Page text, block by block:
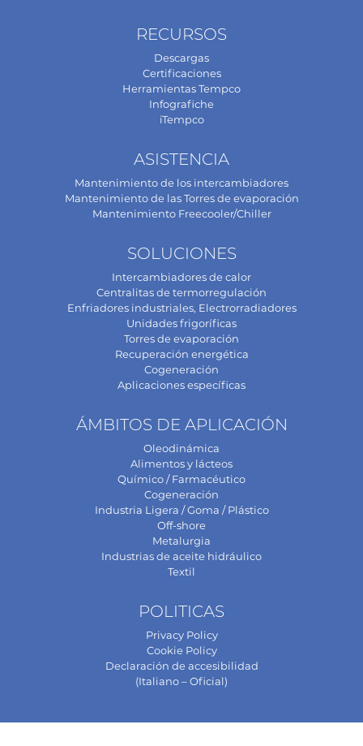
RECURSOS
Descargas
Certificaciones
Herramientas Tempco
Infografiche
iTempco
ASISTENCIA
Mantenimiento de los intercambiadores
Mantenimiento de las Torres de evaporación
Mantenimiento Freecooler/Chiller
SOLUCIONES
Intercambiadores de calor
Centralitas de termorregulación
Enfriadores industriales, Electrorradiadores
Unidades frigoríficas
Torres de evaporación
Recuperación energética
Cogeneración
Aplicaciones específicas
ÁMBITOS DE APLICACIÓN
Oleodinámica
Alimentos y lácteos
Químico / Farmacéutico
Cogeneración
Industria Ligera / Goma / Plástico
Off-shore
Metalurgia
Industrias de aceite hidráulico
Textil
POLITICAS
Privacy Policy
Cookie Policy
Declaración de accesibilidad
(Italiano – Oficial)